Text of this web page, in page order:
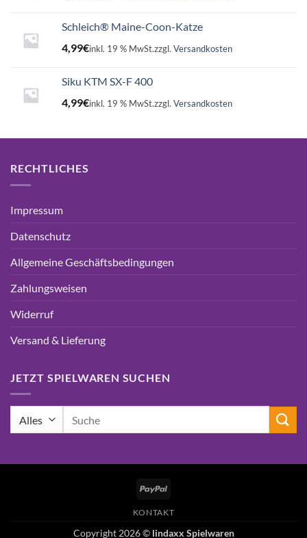
Schleich® Maine-Coon-Katze
4,99€inkl. 19 % MwSt.zzgl. Versandkosten
Siku KTM SX-F 400
4,99€inkl. 19 % MwSt.zzgl. Versandkosten
RECHTLICHES
Impressum
Datenschutz
Allgemeine Geschäftsbedingungen
Zahlungsweisen
Widerruf
Versand & Lieferung
JETZT SPIELWAREN SUCHEN
PayPal
KONTAKT
Copyright 2026 © lindaxx Spielwaren